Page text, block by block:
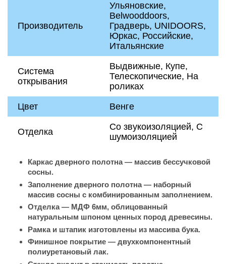
Производитель
Ульяновские,
Belwooddoors,
Градверь, UNIDOORS,
Юркас, Российские,
Итальянские
Система
открывания
Выдвижные, Купе,
Телескопические, На
роликах
Цвет
Венге
Отделка
Со звукоизоляцией, С
шумоизоляцией
Каркас дверного полотна — массив бессучковой
сосны.
Заполнение дверного полотна — наборный
массив сосны с комбинированным заполнением.
Отделка — МДФ 6мм, облицованный
натуральным шпоном ценных пород древесины.
Рамка и штапик изготовлены из массива бука.
Финишное покрытие — двухкомпонентный
полиуретановый лак.